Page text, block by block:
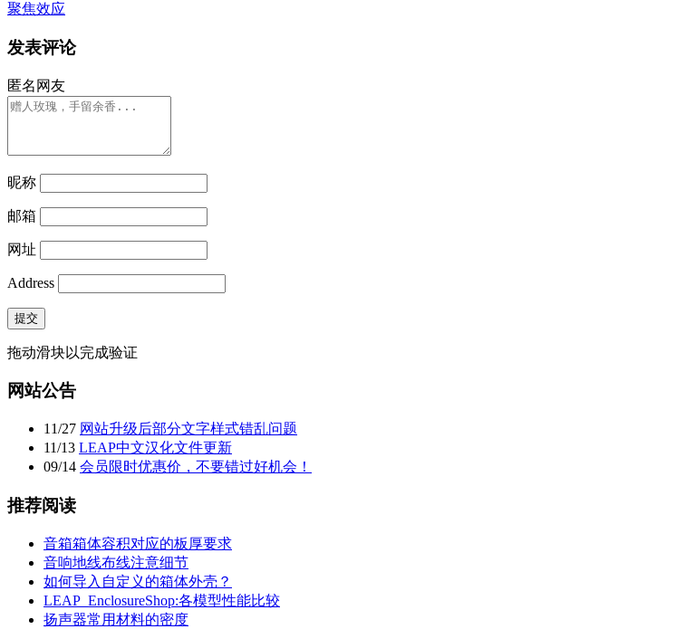
聚焦效应
发表评论
匿名网友
昵称
邮箱
网址
Address
提交
拖动滑块以完成验证
网站公告
11/27 网站升级后部分文字样式错乱问题
11/13 LEAP中文汉化文件更新
09/14 会员限时优惠价，不要错过好机会！
推荐阅读
音箱箱体容积对应的板厚要求
音响地线布线注意细节
如何导入自定义的箱体外壳？
LEAP_EnclosureShop:各模型性能比较
扬声器常用材料的密度